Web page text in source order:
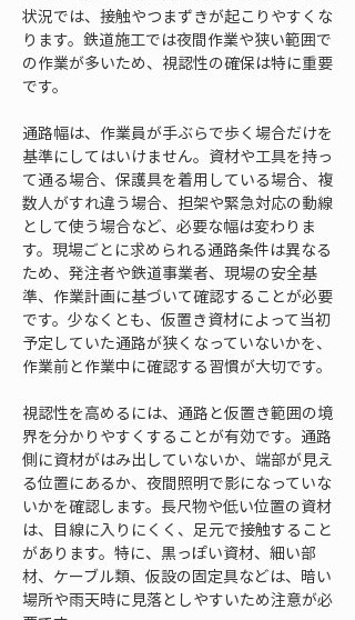
状況では、接触やつまずきが起こりやすくな
ります。鉄道施工では夜間作業や狭い範囲で
の作業が多いため、視認性の確保は特に重要
です。
通路幅は、作業員が手ぶらで歩く場合だけを
基準にしてはいけません。資材や工具を持っ
て通る場合、保護具を着用している場合、複
数人がすれ違う場合、担架や緊急対応の動線
として使う場合など、必要な幅は変わりま
す。現場ごとに求められる通路条件は異なる
ため、発注者や鉄道事業者、現場の安全基
準、作業計画に基づいて確認することが必要
です。少なくとも、仮置き資材によって当初
予定していた通路が狭くなっていないかを、
作業前と作業中に確認する習慣が大切です。
視認性を高めるには、通路と仮置き範囲の境
界を分かりやすくすることが有効です。通路
側に資材がはみ出していないか、端部が見え
る位置にあるか、夜間照明で影になっていな
いかを確認します。長尺物や低い位置の資材
は、目線に入りにくく、足元で接触すること
があります。特に、黒っぽい資材、細い部
材、ケーブル類、仮設の固定具などは、暗い
場所や雨天時に見落としやすいため注意が必